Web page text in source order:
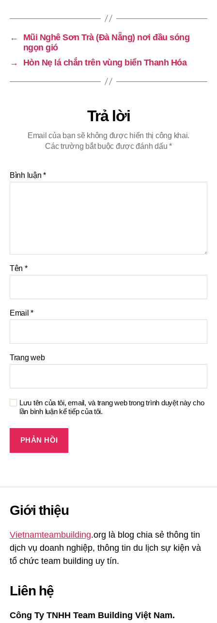
←
Mũi Nghê Sơn Trà (Đà Nẵng) nơi đầu sóng
ngọn gió
→
Hòn Nẹ lá chắn trên vùng biển Thanh Hóa
Trả lời
Email của bạn sẽ không được hiển thị công khai.
Các trường bắt buộc được đánh dấu*
Bình luận*
Tên *
Email*
Trang web
Lưu tên của tôi, email, và trang web trong trình duyệt này cho
lần bình luận kế tiếp của tôi.
Giới thiệu
Vietnamteambuilding.org là blog chia sẻ thông tin
dịch vụ doanh nghiệp, thông tin du lịch sự kiện và
tổ chức team building uy tín.
Liên hệ
Công Ty TNHH Team Building Việt Nam.